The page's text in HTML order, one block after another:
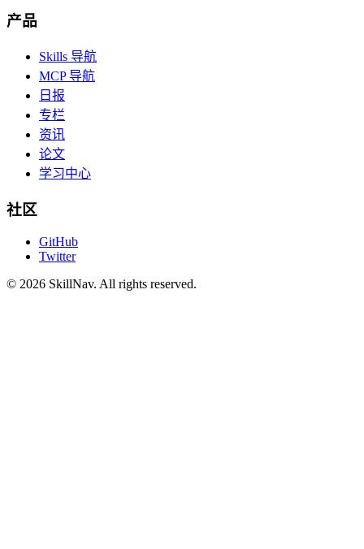
产品
Skills 导航
MCP 导航
日报
专栏
资讯
论文
学习中心
社区
GitHub
Twitter
© 2026 SkillNav. All rights reserved.